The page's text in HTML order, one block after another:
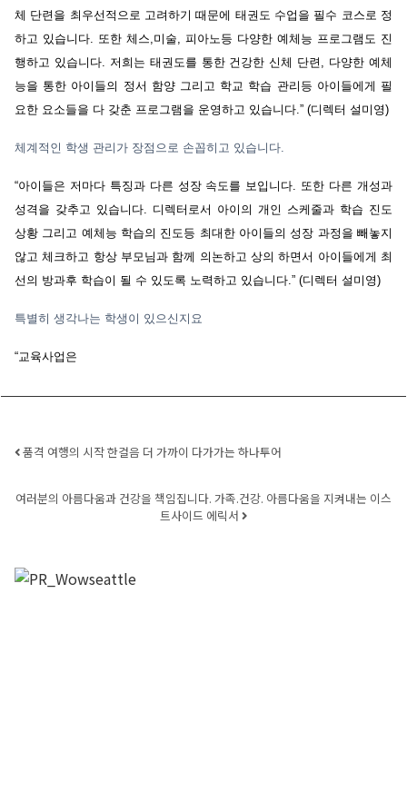
체 단련을 최우선적으로 고려하기 때문에 태권도 수업을 필수 코스로 정
하고 있습니다. 또한 체스,미술, 피아노등 다양한 예체능 프로그램도 진
행하고 있습니다. 저희는 태권도를 통한 건강한 신체 단련 , 다양한 예체
능을 통한 아이들의 정서 함양 그리고 학교 학습 관리등 아이들에게 필
요한 요소들을 다 갖춘 프로그램을 운영하고 있습니다.” (디렉터 설미영)
체계적인 학생 관리가 장점으로 손꼽히고 있습니다.
“아이들은 저마다 특징과 다른 성장 속도를 보입니다. 또한 다른 개성과
성격을 갖추고 있습니다. 디렉터로서 아이의 개인 스케줄과 학습 진도
상황 그리고 예체능 학습의 진도등 최대한 아이들의 성장 과정을 빼놓지
않고 체크하고 항상 부모님과 함께 의논하고 상의 하면서 아이들에게 최
선의 방과후 학습이 될 수 있도록 노력하고 있습니다.” (디렉터 설미영)
특별히 생각나는 학생이 있으신지요
“교육사업은
Post navigation
품격 여행의 시작 한걸음 더 가까이 다가가는 하나투어
여러분의 아름다움과 건강을 책임집니다. 가족.건강. 아름다움을 지켜내는 이스
트사이드 에릭서